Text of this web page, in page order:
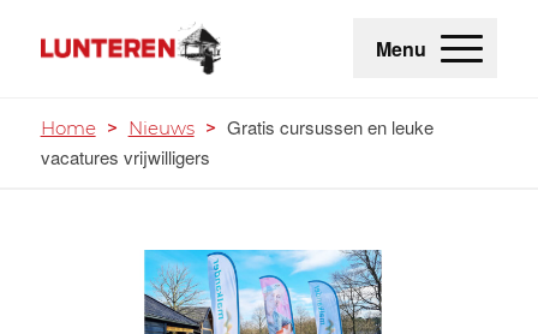
Menu
Home > Nieuws > Gratis cursussen en leuke
vacatures vrijwilligers